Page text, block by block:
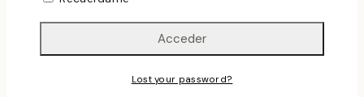
Champagne Trois Contrées Brut
Lost your password?